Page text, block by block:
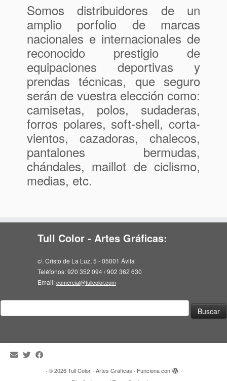
Somos distribuidores de un
amplio porfolio de marcas
nacionales e internacionales de
reconocido prestigio de
equipaciones deportivas y
prendas técnicas, que seguro
serán de vuestra elección como:
camisetas, polos, sudaderas,
forros polares, soft-shell, corta-
vientos, cazadoras, chalecos,
pantalones bermudas,
chándales, maillot de ciclismo,
medias, etc.
Tull Color - Artes Gráficas:
c/. Cristo de La Luz, 5 - 05001 Ávila
Teléfonos: 920 352 094 / 902 362 630
Email:comercial@tullcolor.com
· © 2026 Tull Color - Artes Gráficas · Funciona con
·